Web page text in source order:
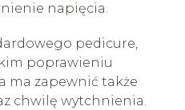
napięcia.
pedicure,
poprawieniu
ma zapewnić także
chwilę wytchnienia.